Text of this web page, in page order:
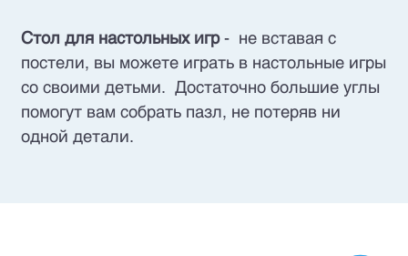
Стол для настольных игр- не вставая с
постели, вы можете играть в настольные игры
со своими детьми. Достаточно большие углы
помогут вам собрать пазл, не потеряв ни
одной детали.